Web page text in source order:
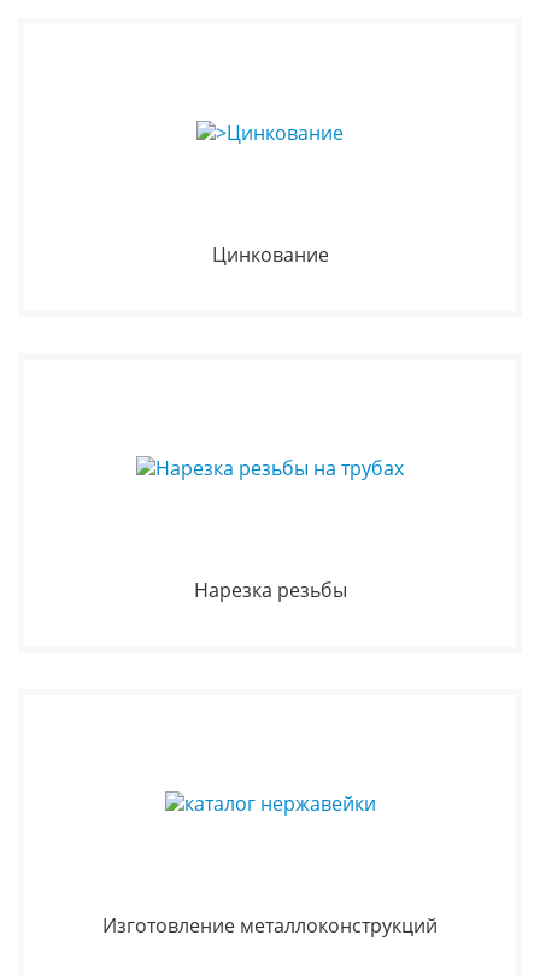
Цинкование
Нарезка резьбы
Изготовление металлоконструкций